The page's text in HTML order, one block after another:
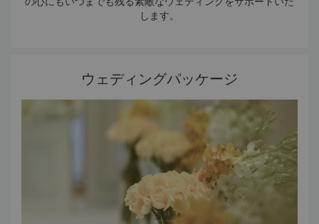
します。
ウェディングパッケージ